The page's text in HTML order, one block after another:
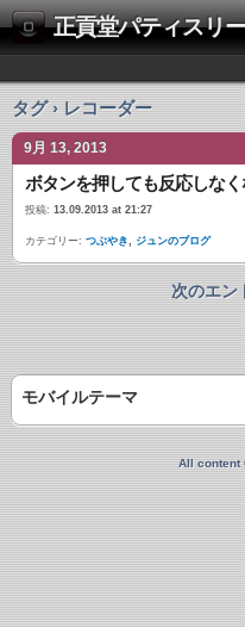
正貢堂パティスリ
タグ › レコーダー
9月 13, 2013
ボタンを押しても反応しな
投稿: 13.09.2013 at 21:27
カテゴリー: つぶやき, ジュンのブログ
次のエン
モバイルテーマ
All content